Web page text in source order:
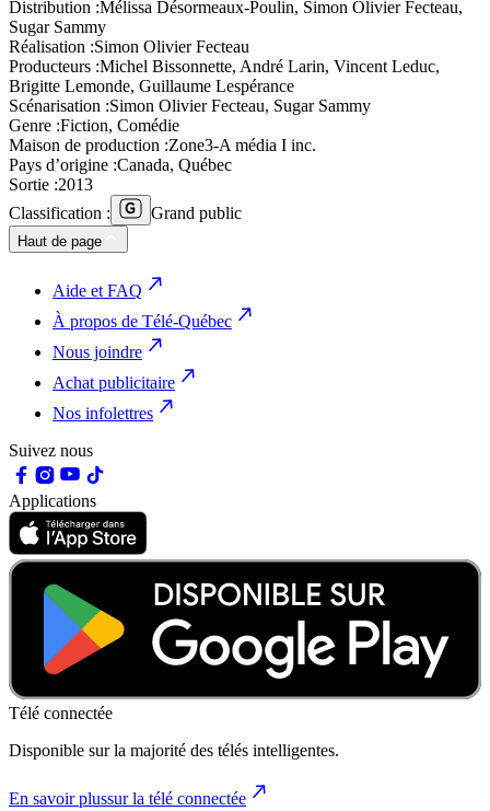
Distribution :Mélissa Désormeaux-Poulin, Simon Olivier Fecteau,
Sugar Sammy
Réalisation :Simon Olivier Fecteau
Producteurs :Michel Bissonnette, André Larin, Vincent Leduc,
Brigitte Lemonde, Guillaume Lespérance
Scénarisation :Simon Olivier Fecteau, Sugar Sammy
Genre :Fiction, Comédie
Maison de production :Zone3-A média I inc.
Pays d’origine :Canada, Québec
Sortie :2013
Classification :
Grand public
Haut de page
Aide et FAQ
À propos de Télé-Québec
Nous joindre
Achat publicitaire
Nos infolettres
Suivez nous
Applications
Télé connectée
Disponible sur la majorité des télés intelligentes.
En savoir plussur la télé connectée